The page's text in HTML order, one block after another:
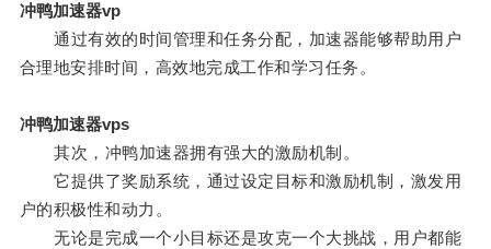
冲鸭加速器vp
通过有效的时间管理和任务分配，加速器能够帮助用户
合理地安排时间，高效地完成工作和学习任务。
冲鸭加速器vps
其次，冲鸭加速器拥有强大的激励机制。
它提供了奖励系统，通过设定目标和激励机制，激发用
户的积极性和动力。
无论是完成一个小目标还是攻克一个大挑战，用户都能